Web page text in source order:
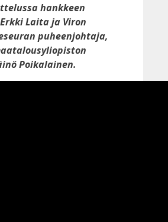
hankkeen
Laita ja Viron
puheenjohtaja,
Poikalainen.